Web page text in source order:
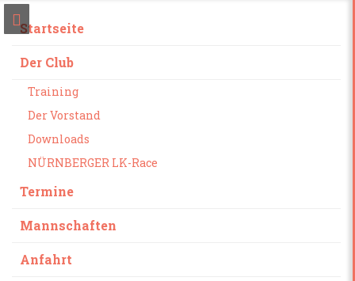
Startseite
Der Club
Training
Der Vorstand
Downloads
NÜRNBERGER LK-Race
Termine
Mannschaften
Anfahrt